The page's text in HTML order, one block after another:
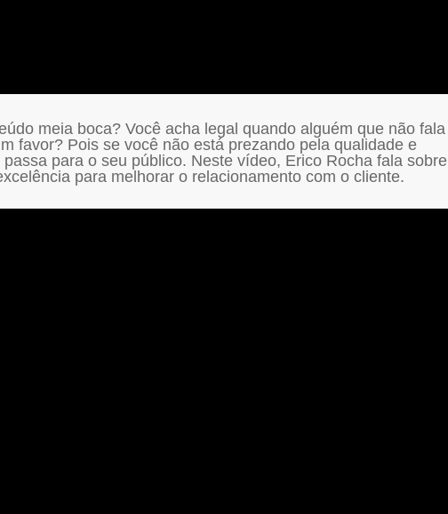
meia boca? Você acha legal quando alguém que não fala
favor? Pois se você não está prezando pela qualidade e
para o seu público. Neste vídeo, Erico Rocha fala sobre
para melhorar o relacionamento com o cliente.